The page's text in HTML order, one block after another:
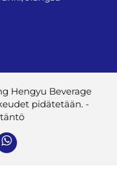
Hengyu Beverage
pidätetään. -